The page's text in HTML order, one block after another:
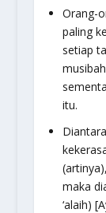
Orang-
paling
setiap
itu.
maka
‘alaih)